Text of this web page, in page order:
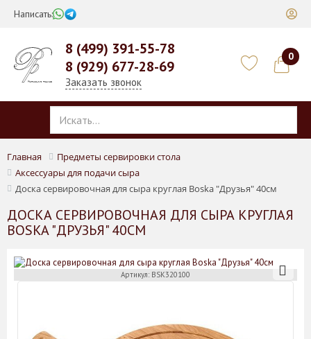
Написать:
8 (499) 391-55-78
8 (929) 677-28-69
Заказать звонок
0
Главная
Предметы сервировки стола
Аксессуары для подачи сыра
Доска сервировочная для сыра круглая Boska "Друзья" 40см
ДОСКА СЕРВИРОВОЧНАЯ ДЛЯ СЫРА КРУГЛАЯ
BOSKA "ДРУЗЬЯ" 40СМ
Артикул: BSK320100